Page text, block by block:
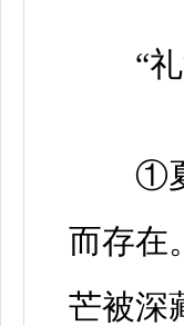
“礼治
①夏
而存在
芒被深